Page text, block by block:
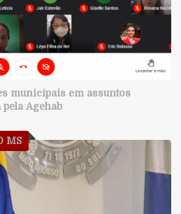
municipais em assuntos
Agehab
MS